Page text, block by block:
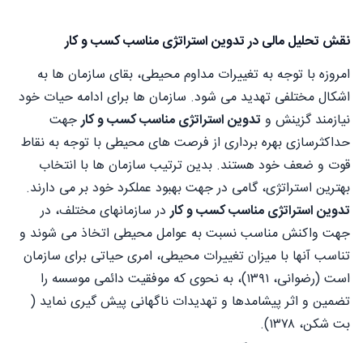
نقش تحلیل مالی در تدوین استراتژی مناسب کسب و کار
امروزه با توجه به تغییرات مداوم محیطی، بقای سازمان ها به
اشکال مختلفی تهدید می شود. سازمان ها برای ادامه حیات خود
نیازمند گزینش و تدوین استراتژی مناسب کسب و کارجهت
حداکثرسازی بهره برداری از فرصت های محیطی با توجه به نقاط
قوت و ضعف خود هستند. بدین ترتیب سازمان ها با انتخاب
بهترین استراتژی، گامی در جهت بهبود عملکرد خود بر می دارند.
تدوین استراتژی مناسب کسب و کاردر سازمانهای مختلف، در
جهت واکنش مناسب نسبت به عوامل محیطی اتخاذ می شوند و
تناسب آنها با میزان تغییرات محیطی، امری حیاتی برای سازمان
است (رضوانی، ۱۳۹۱)، به نحوی که موفقیت دائمی موسسه را
تضمین و اثر پیشامدها و تهدیدات ناگهانی پیش گیری نماید (
بت شکن، ۱۳۷۸).